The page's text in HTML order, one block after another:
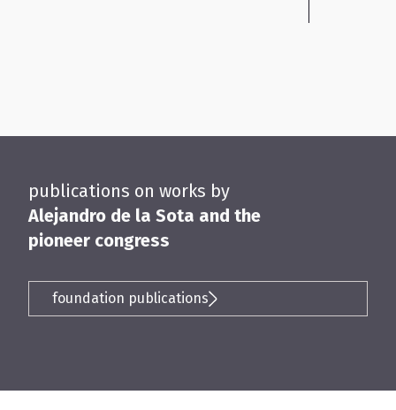
publications on works by
Alejandro de la Sota and the
pioneer congress
foundation publications